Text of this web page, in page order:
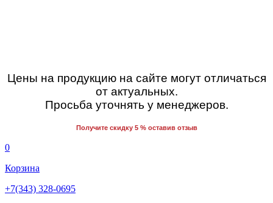
Цены на продукцию на сайте могут отличаться
от актуальных.
Просьба уточнять у менеджеров.
Получите скидку 5 % оставив отзыв
0
Корзина
+7(343) 328-0695